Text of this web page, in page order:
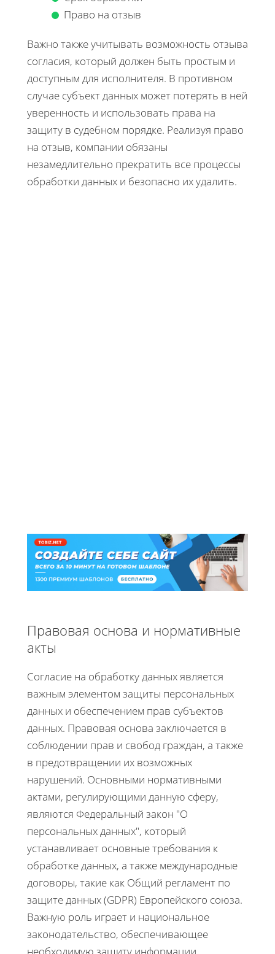
Право на отзыв
Важно также учитывать возможность отзыва
согласия, который должен быть простым и
доступным для исполнителя. В противном
случае субъект данных может потерять в ней
уверенность и использовать права на
защиту в судебном порядке. Реализуя право
на отзыв, компании обязаны
незамедлительно прекратить все процессы
обработки данных и безопасно их удалить.
Правовая основа и нормативные
акты
Согласие на обработку данных является
важным элементом защиты персональных
данных и обеспечением прав субъектов
данных. Правовая основа заключается в
соблюдении прав и свобод граждан, а также
в предотвращении их возможных
нарушений. Основными нормативными
актами, регулирующими данную сферу,
являются Федеральный закон "О
персональных данных", который
устанавливает основные требования к
обработке данных, а также международные
договоры, такие как Общий регламент по
защите данных (GDPR) Европейского союза.
Важную роль играет и национальное
законодательство, обеспечивающее
необходимую защиту информации.